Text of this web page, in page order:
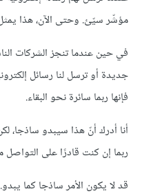
مؤشّر سيّئ. وحتى الآن، هذا يمثل تنبّؤا
في حين عندما تنجز الشركات
فإنها ربما سائرة نحو البقاء.
أنا أدرك أنّ هذا سيبدو ساذجا،
ربما إن كنت قادرًا على
قد لا يكون الأمر ساذجا كما